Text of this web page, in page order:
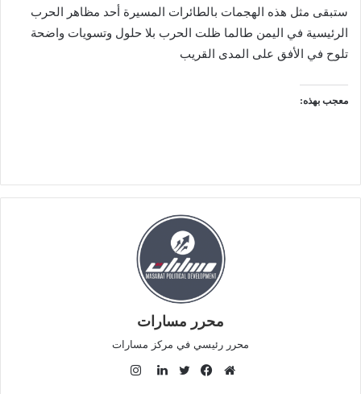
ستبقى مثل هذه الهجمات بالطائرات المسيرة أحد مظاهر الحرب
الرئيسية في اليمن طالما ظلت الحرب بلا حلول وتسويات واضحة
تلوح في الأفق على المدى القريب
معجب بهذه:
محرر مسارات
محرر رئيسي في مركز مسارات